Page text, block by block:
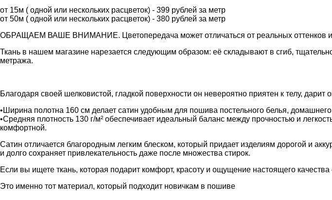
от 15м ( одной или нескольких расцветок) - 399 рублей за метр
от 50м ( одной или нескольких расцветок) - 380 рублей за метр
ОБРАЩАЕМ ВАШЕ ВНИМАНИЕ. Цветопередача может отличаться от реальных оттенков
Ткань в нашем магазине нарезается следующим образом: её складывают в сгиб,
метража.
Благодаря своей шелковистой, гладкой поверхности он невероятно приятен к телу,
•Ширина полотна 160 см делает сатин удобным для пошива постельного белья,
•Средняя плотность 130 г/м² обеспечивает идеальный баланс между прочностью и
комфортной.
Сатин отличается благородным легким блеском, который придает изделиям дорогой и
и долго сохраняет привлекательность даже после множества стирок.
Если вы ищете ткань, которая подарит комфорт, красоту и ощущение настоящего
Это именно тот материал, который подходит новичкам в пошиве